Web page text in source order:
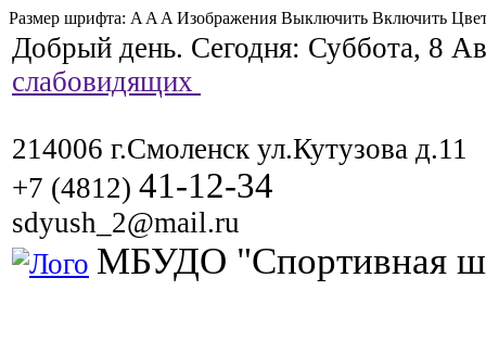
Размер шрифта: A A A Изображения Выключить Включить
Добрый день. Сегодня: Суббота, 8
слабовидящих
214006 г.Смоленск ул.Кутузова д.11
+7 (4812) 41-12-34
sdyush_2@mail.ru
МБУДО "Спортивная